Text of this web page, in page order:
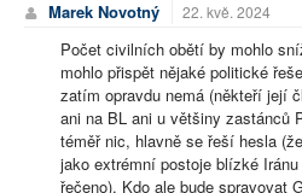
Marek Novotný 22. kvě. 2024
Počet civilních obětí by mohlo
mohlo přispět nějaké politické
zatím opravdu nemá (někteří její
ani na BL ani u většiny zastánců
téměř nic, hlavně se řeší hesla
jako extrémní postoje blízké
řečeno). Kdo ale bude spravovat